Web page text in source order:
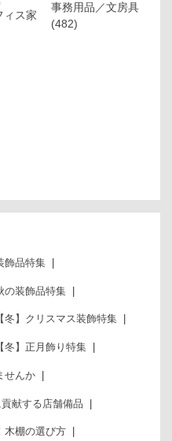
ィス家
事務用品／文房具
(482)
飾品特集
の装飾品特集
【冬】クリスマス装飾特集
【冬】正月飾り特集
せんか
献する店舗備品
木棚の選び方